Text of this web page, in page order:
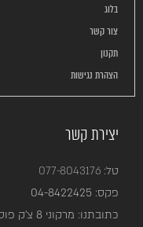
בלוג
צור קשר
תקנון
הצהרת נגישות
יצירת קשר
טל:077-8043176
פקס: 04-8422425
כתובתנו: מרקוני 8 צ’ק פוסט, חיפה